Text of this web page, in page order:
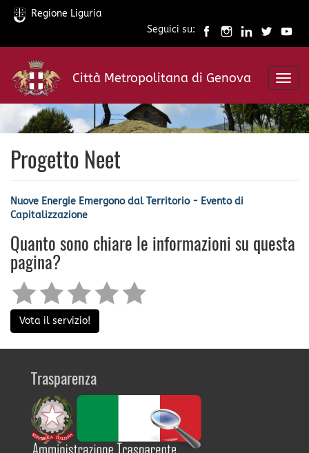
Salta
contenuto
principale
Regione Liguria
Seguici su:
Città Metropolitana di Genova
Progetto Neet
Nuove Energie Emergono dal Territorio - Evento di
Capitalizzazione
Quanto sono chiare le informazioni su questa
pagina?
Vota il servizio!
Trasparenza